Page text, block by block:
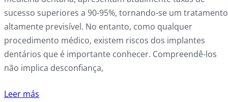
sucesso superiores a 90-95%, tornando-se um tratamento
altamente previsível. No entanto, como qualquer
procedimento médico, existem riscos dos implantes
dentários que é importante conhecer. Compreendê-los
não implica desconfiança,
Leer más